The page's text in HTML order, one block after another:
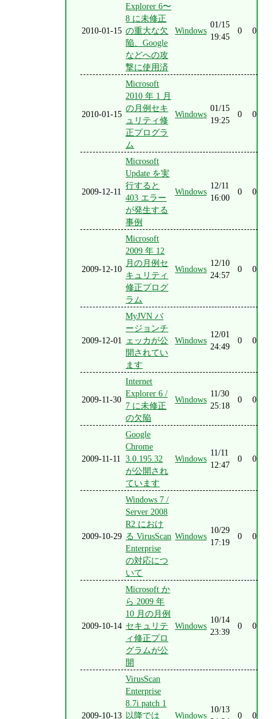
2010-01-15
Explorer 6〜
8 に未修正
の重大な欠
陥、Google
などへの攻
撃に使用済
Windows
01/15
19:45
0 0
2010-01-15
Microsoft
2010 年 1 月
の月例セキ
ュリティ修
正プログラ
ム
Windows
01/15
19:25
0 0
2009-12-11
Microsoft
Update を実
行すると
403 エラー
が発生する
事例
Windows
12/11
16:00
0 0
2009-12-10
Microsoft
2009 年 12
月の月例セ
キュリティ
修正プログ
ラム
Windows
12/10
24:57
0 0
2009-12-01
MyJVN バ
ージョンチ
ェッカが公
開されてい
ます
Windows
12/01
24:49
0 0
2009-11-30
Internet
Explorer 6 /
7 に未修正
の欠陥
Windows
11/30
25:18
0 0
2009-11-11
Google
Chrome
3.0.195.32
が公開され
ています
Windows
11/11
12:47
0 0
2009-10-29
Windows 7 /
Server 2008
R2 におけ
る VirusScan
Enterprise
の対応につ
いて
Windows
10/29
17:19
0 0
2009-10-14
Microsoft か
ら 2009 年
10 月の月例
セキュリテ
ィ修正プロ
グラムが公
開
Windows
10/14
23:39
0 0
2009-10-13
VirusScan
Enterprise
8.7i patch 1
以降では
Windows
10/13
0 0